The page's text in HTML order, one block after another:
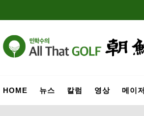
HOME 뉴스 칼럼 영상 메이